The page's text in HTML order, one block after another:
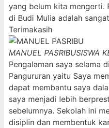
yang belum kita mengerti.
di Budi Mulia adalah
Terimakasih
MANUEL PASRIBUSISWA
Pengalaman saya selama
Pangururan yaitu Saya
dapat membantu saya
saya menjadi lebih
sebelumnya. Sekolah ini
disiplin dan membentuk